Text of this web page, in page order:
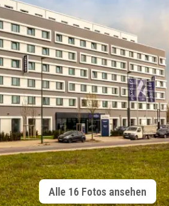
Alle 16 Fotos ansehen